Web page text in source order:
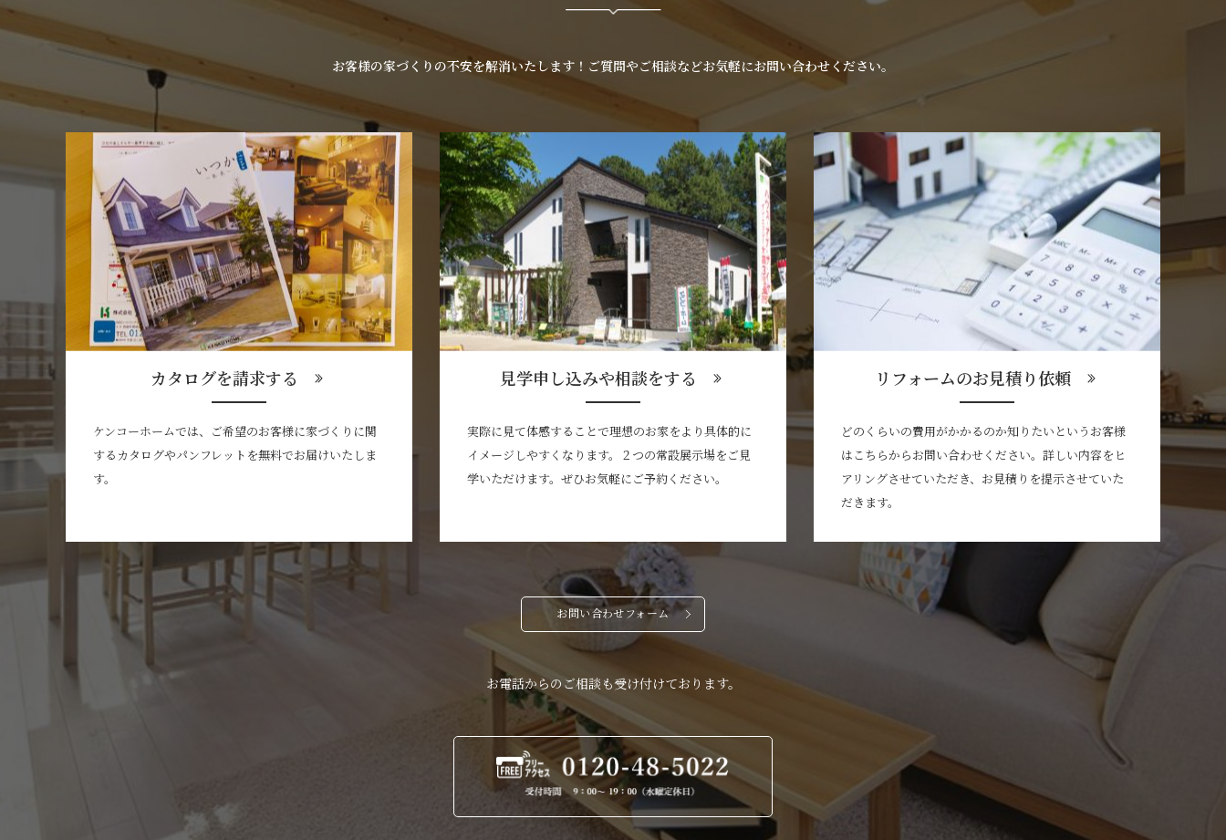
お客様の家づくりの不安を解消いたします！ご質問やご相談などお気軽にお問い合わせください。
カタログを請求する
ケンコーホームでは、ご希望のお客様に家づくりに関
するカタログやパンフレットを無料でお届けいたしま
す。
見学申し込みや相談をする
実際に見て体感することで理想のお家をより具体的に
イメージしやすくなります。２つの常設展示場をご見
学いただけます。ぜひお気軽にご予約ください。
リフォームのお見積り依頼
どのくらいの費用がかかるのか知りたいというお客様
はこちらからお問い合わせください。詳しい内容をヒ
アリングさせていただき、お見積りを提示させていた
だきます。
お問い合わせフォーム
お電話からのご相談も受け付けております。